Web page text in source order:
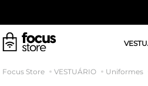
VESTUÁRIO Uniformes